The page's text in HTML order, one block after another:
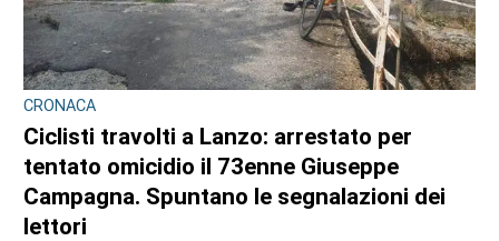
CRONACA
Ciclisti travolti a Lanzo: arrestato per
tentato omicidio il 73enne Giuseppe
Campagna. Spuntano le segnalazioni dei
lettori